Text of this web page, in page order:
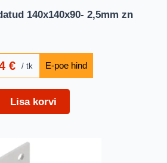
140x140x90- 2,5mm zn
€ tk
Lisa korvi